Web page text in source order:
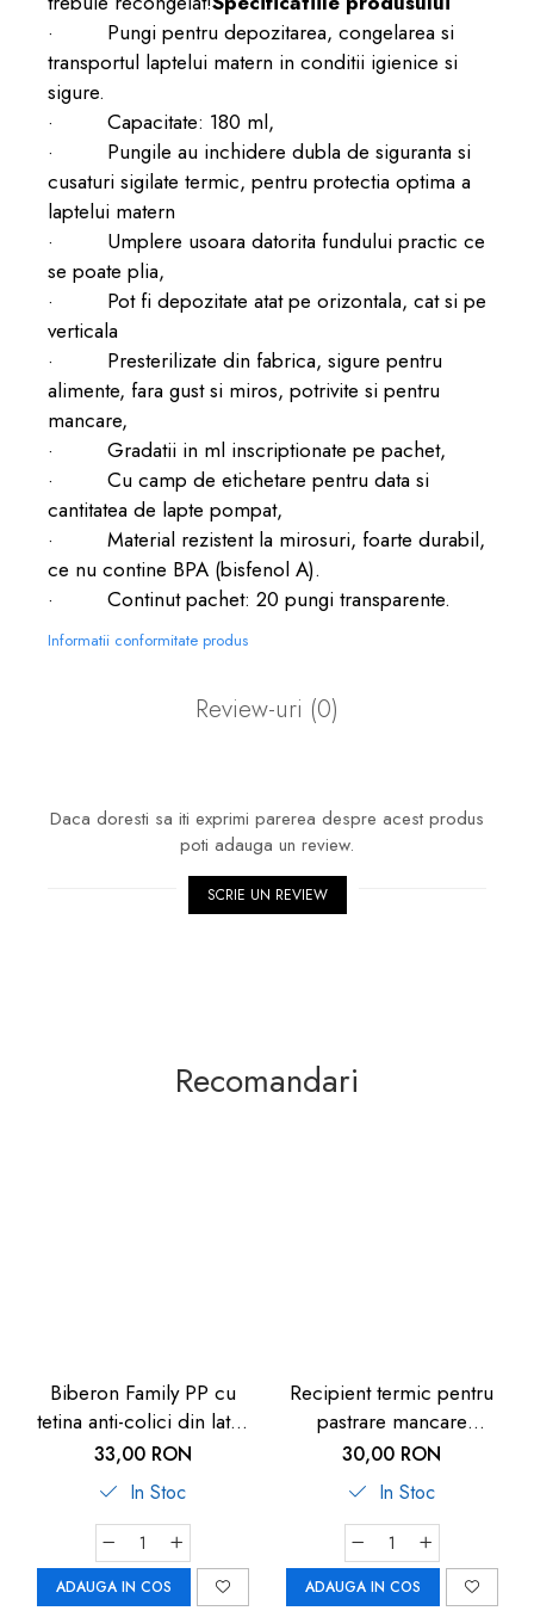
·
Pungi pentru depozitarea, congelarea si
transportul laptelui matern in conditii igienice si
sigure.
·
Capacitate: 180 ml,
·
Pungile au inchidere dubla de siguranta si
cusaturi sigilate termic, pentru protectia optima a
laptelui matern
·
Umplere usoara datorita fundului practic ce
se poate plia,
·
Pot fi depozitate atat pe orizontala, cat si pe
verticala
·
Presterilizate din fabrica, sigure pentru
alimente, fara gust si miros, potrivite si pentru
mancare,
·
Gradatii in ml inscriptionate pe pachet,
·
Cu camp de etichetare pentru data si
cantitatea de lapte pompat,
·
Material rezistent la mirosuri, foarte durabil,
ce nu contine BPA (bisfenol A).
·
Continut pachet: 20 pungi transparente.
Informatii conformitate produs
Review-uri (0)
Daca doresti sa iti exprimi parerea despre acest produs
poti adauga un review.
SCRIE UN REVIEW
Recomandari
Biberon Family PP cu
tetina anti-colici din latex
natural, 250 ml, de la 6
luni, debit mediu (M), nip
35007
33,00 RON
In Stoc
ADAUGA IN COS
Recipient termic pentru
pastrare mancare
bebelusi U-Grow, 820 ml
30,00 RON
In Stoc
ADAUGA IN COS